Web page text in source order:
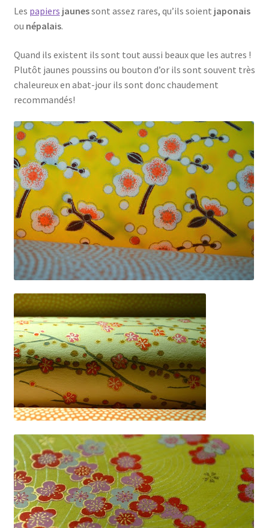
Les papiers jaunessont assez rares, qu’ils soient japonais
ou népalais.
Quand ils existent ils sont tout aussi beaux que les autres !
Plutôt jaunes poussins ou bouton d’or ils sont souvent très
chaleureux en abat-jour ils sont donc chaudement
recommandés!